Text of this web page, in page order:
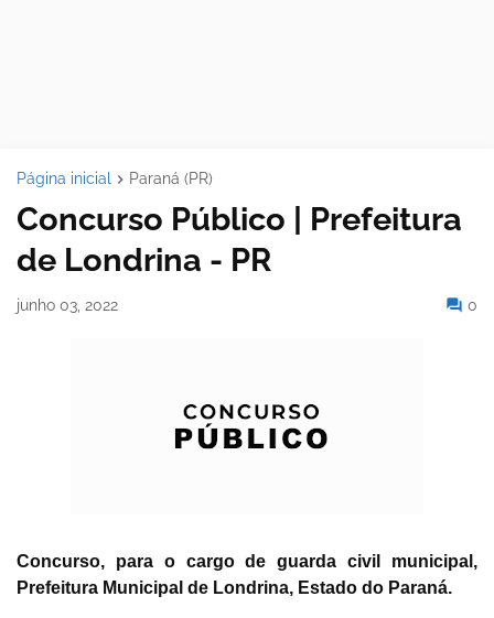
Página inicial Paraná (PR)
Concurso Público | Prefeitura
de Londrina - PR
junho 03, 2022 0
Concurso, para o cargo de guarda civil municipal,
Prefeitura Municipal de Londrina, Estado do Paraná.